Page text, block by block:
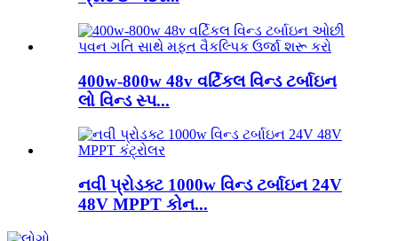
400w-800w 48v વર્ટિકલ વિન્ડ ટર્બાઇન
લો વિન્ડ સ્પ...
નવી પ્રોડક્ટ 1000w વિન્ડ ટર્બાઇન 24V
48V MPPT કોન...